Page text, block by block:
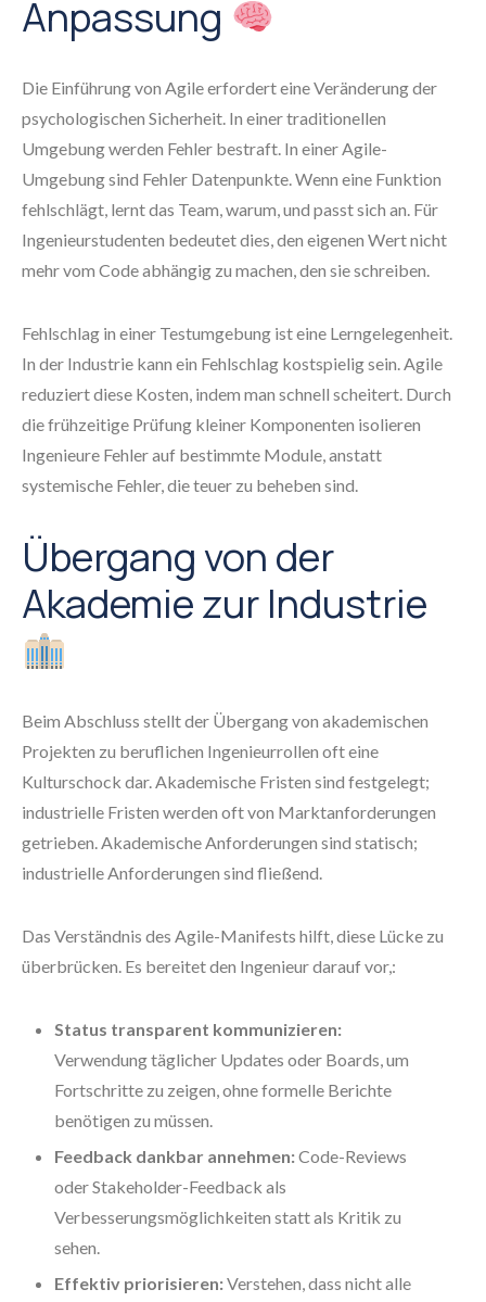
Anpassung
Die Einführung von Agile erfordert eine Veränderung der
psychologischen Sicherheit. In einer traditionellen
Umgebung werden Fehler bestraft. In einer Agile-
Umgebung sind Fehler Datenpunkte. Wenn eine Funktion
fehlschlägt, lernt das Team, warum, und passt sich an. Für
Ingenieurstudenten bedeutet dies, den eigenen Wert nicht
mehr vom Code abhängig zu machen, den sie schreiben.
Fehlschlag in einer Testumgebung ist eine Lerngelegenheit.
In der Industrie kann ein Fehlschlag kostspielig sein. Agile
reduziert diese Kosten, indem man schnell scheitert. Durch
die frühzeitige Prüfung kleiner Komponenten isolieren
Ingenieure Fehler auf bestimmte Module, anstatt
systemische Fehler, die teuer zu beheben sind.
Übergang von der
Akademie zur Industrie
Beim Abschluss stellt der Übergang von akademischen
Projekten zu beruflichen Ingenieurrollen oft eine
Kulturschock dar. Akademische Fristen sind festgelegt;
industrielle Fristen werden oft von Marktanforderungen
getrieben. Akademische Anforderungen sind statisch;
industrielle Anforderungen sind fließend.
Das Verständnis des Agile-Manifests hilft, diese Lücke zu
überbrücken. Es bereitet den Ingenieur darauf vor,:
Status transparent kommunizieren:
Verwendung täglicher Updates oder Boards, um
Fortschritte zu zeigen, ohne formelle Berichte
benötigen zu müssen.
Feedback dankbar annehmen:Code-Reviews
oder Stakeholder-Feedback als
Verbesserungsmöglichkeiten statt als Kritik zu
sehen.
Effektiv priorisieren:Verstehen, dass nicht alle